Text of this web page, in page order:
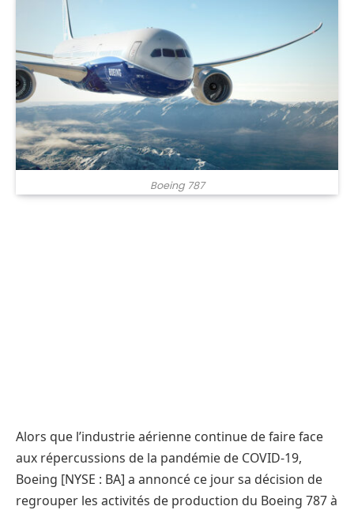
Boeing 787
Alors que l’industrie aérienne continue de faire face
aux répercussions de la pandémie de COVID-19,
Boeing [NYSE : BA] a annoncé ce jour sa décision de
regrouper les activités de production du Boeing 787 à